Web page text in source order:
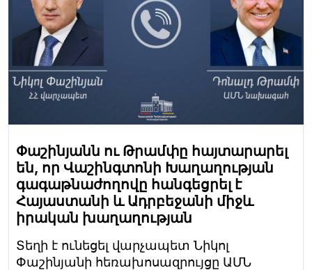
Փաշինյանն ու Թրամփը հայտարարել
են, որ Վաշինգտոնի Խաղաղության
գագաթնաժողովը հանգեցրել է
Հայաստանի և Ադրբեջանի միջև
իրական խաղաղության
Տեղի է ունեցել վարչապետ Նիկոլ
Փաշինյանի հեռախոսազրույցը ԱՄՆ